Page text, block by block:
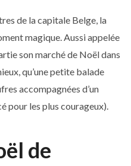
de la capitale Belge, la
magique. Aussi appelée
son marché de Noël dans
qu’une petite balade
accompagnées d’un
pour les plus courageux).
de